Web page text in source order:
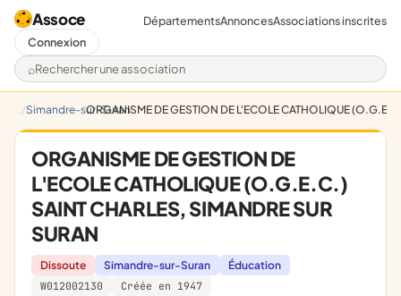
Assoce
Rechercher une association
DépartementsAnnoncesAssociations inscrites
Connexion
Simandre-sur-SuranORGANISME DE GESTION DE L'ECOLE CATHOLIQUE
ORGANISME DE GESTION DE
L'ECOLE CATHOLIQUE (O.G.E.C.)
SAINT CHARLES, SIMANDRE SUR
SURAN
Dissoute Simandre-sur-Suran
Éducation
W012002130
Créée en 1947